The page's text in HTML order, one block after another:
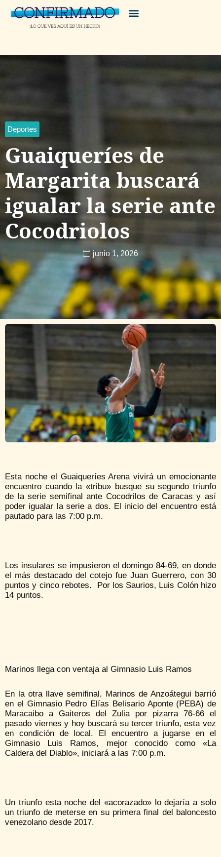
Deportes
Guaiqueríes de
Margarita buscará
igualar la serie ante
Cocodriolos
junio 1, 2026
Esta noche el Guaiqueríes Arena vivirá un emocionante
encuentro cuando la «tribu» busque su segundo triunfo
de la serie semifinal ante Cocodrilos de Caracas y así
poder igualar la serie a dos. El inicio del encuentro está
pautado para las 7:00 p.m.
Los insulares se impusieron el domingo 84-69, en donde
el más destacado del cotejo fue Juan Guerrero, con 30
puntos y cinco rebotes. Por los Saurios, Luis Colón hizo
14 puntos.
Marinos llega con ventaja al Gimnasio Luis Ramos
En la otra llave semifinal, Marinos de Anzoátegui barrió
en el Gimnasio Pedro Elías Belisario Aponte (PEBA) de
Maracaibo a Gaiteros del Zulia por pizarra 76-66 el
pasado viernes y hoy buscará su tercer triunfo, esta vez
en condición de local. El encuentro a jugarse en el
Gimnasio Luis Ramos, mejor conocido como «La
Caldera del Diablo», iniciará a las 7:00 p.m.
Un triunfo esta noche del «acorazado» lo dejaría a solo
un triunfo de meterse en su primera final del baloncesto
venezolano desde 2017.